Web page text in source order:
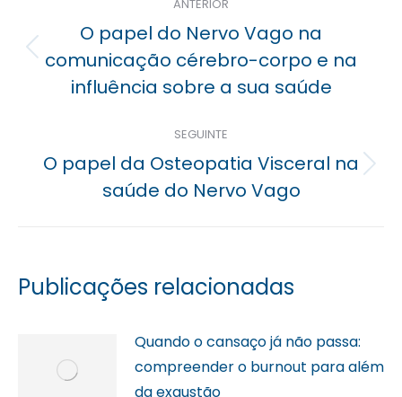
posterior
ANTERIOR
Previous
post:
O papel do Nervo Vago na
comunicação cérebro-corpo e na
influência sobre a sua saúde
SEGUINTE
Próximo
post:
O papel da Osteopatia Visceral na
saúde do Nervo Vago
Publicações relacionadas
Quando o cansaço já não passa:
compreender o burnout para além
da exaustão